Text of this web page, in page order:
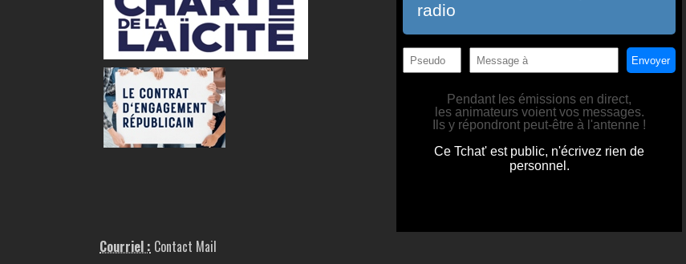
Courriel : Contact Mail